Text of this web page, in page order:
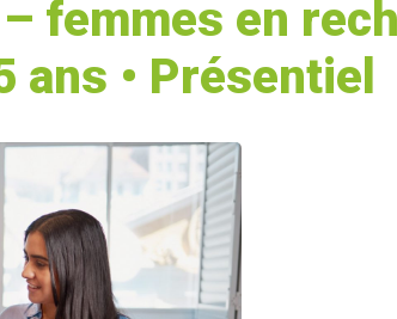
femmes en
ans • Présentiel